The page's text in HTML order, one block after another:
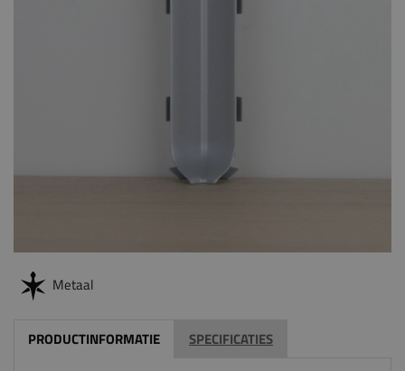
Metaal
PRODUCTINFORMATIE SPECIFICATIES